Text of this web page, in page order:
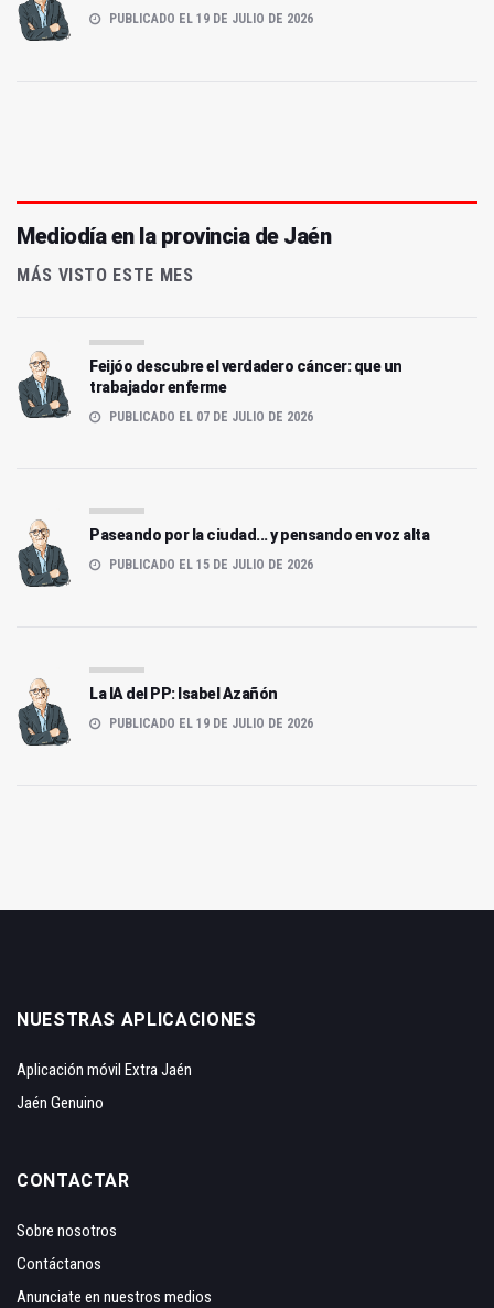
PUBLICADO EL 19 DE JULIO DE 2026
Mediodía en la provincia de Jaén
MÁS VISTO ESTE MES
Feijóo descubre el verdadero cáncer: que un
trabajador enferme
PUBLICADO EL 07 DE JULIO DE 2026
Paseando por la ciudad... y pensando en voz alta
PUBLICADO EL 15 DE JULIO DE 2026
La IA del PP: Isabel Azañón
PUBLICADO EL 19 DE JULIO DE 2026
NUESTRAS APLICACIONES
Aplicación móvil Extra Jaén
Jaén Genuino
CONTACTAR
Sobre nosotros
Contáctanos
Anunciate en nuestros medios